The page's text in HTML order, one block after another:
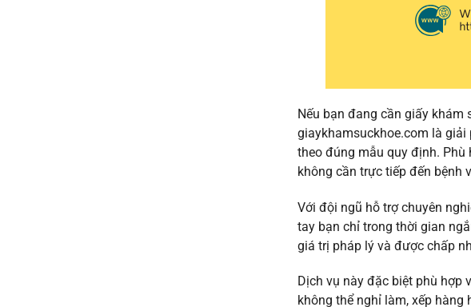
Nếu bạn đang cần giấy
giaykhamsuckhoe.com là
theo đúng mẫu quy định.
không cần trực tiếp đến bệnh
Với đội ngũ hỗ trợ chuyên
tay bạn chỉ trong thời gian
giá trị pháp lý và được chấp
Dịch vụ này đặc biệt phù hợp
không thể nghỉ làm, xếp